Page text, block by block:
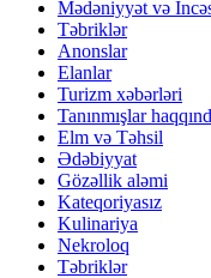
Mədəniyyət və
Təbriklər
Anonslar
Elanlar
Turizm xəbərləri
Tanınmışlar
Elm və Təhsil
Ədəbiyyat
Gözəllik aləmi
Kateqoriyasız
Kulinariya
Nekroloq
Təbriklər